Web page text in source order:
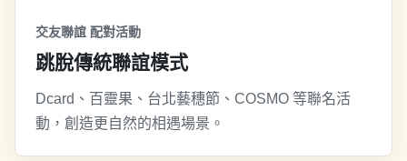
交友聯誼 配對活動
跳脫傳統聯誼模式
Dcard、百靈果、台北藝穗節、COSMO 等聯名活
動，創造更自然的相遇場景。